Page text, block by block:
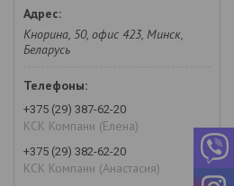
Кнорина, 50, офис 423, Минск,
Беларусь
+375 (29) 387-62-20
КСК Компани (Елена)
+375 (29) 382-62-20
КСК Компани (Анастасия)